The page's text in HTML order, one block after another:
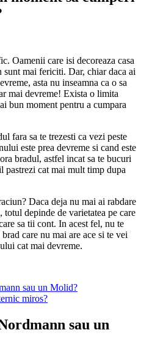
Oamenii care isi decoreaza casa
mai fericiti. Dar, chiar daca ai
asta nu inseamna ca o sa
mai devreme! Exista o limita
bun moment pentru a cumpara
fara sa te trezesti ca vezi peste
este prea devreme si cand este
bradul, astfel incat sa te bucuri
pastrezi cat mai mult timp dupa
Daca deja nu mai ai rabdare
depinde de varietatea pe care
sa tii cont. In acest fel, nu te
care nu mai are ace si te vei
cat mai devreme.
sau un Molid?
miros?
sau un